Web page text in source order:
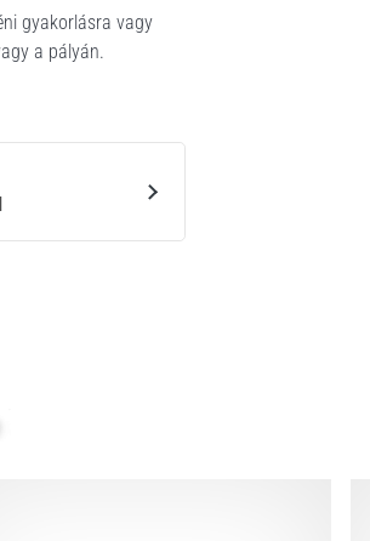
gyakorlásra vagy
a pályán.